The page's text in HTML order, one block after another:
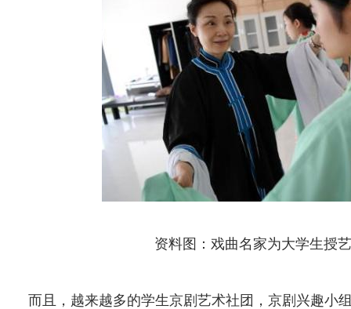
资料图：戏曲名家为大学生授
而且，越来越多的学生京剧艺术社团，京剧兴趣小